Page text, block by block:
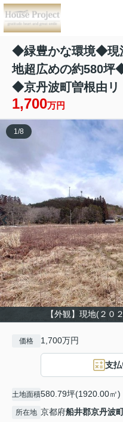
◆緑豊かな環境◆現
地超広めの約580坪
◆京丹波町曽根由リ
1,700万円
【外観】現地(２０
1 /8
価格 1,700万円
支
土地面積580.79坪(1920.00㎡)
所在地 京都府船井郡京丹波